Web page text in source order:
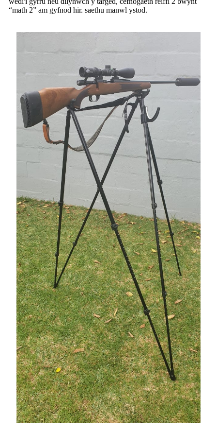
“math 2” am gyfnod hir. saethu manwl ystod.